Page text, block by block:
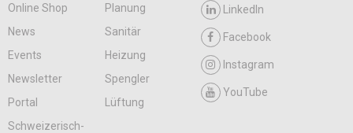
Online Shop
Planung
News
Sanitär
Events
Heizung
Newsletter
Spengler
Portal
Lüftung
LinkedIn
Facebook
Instagram
YouTube
Schweizerisch-